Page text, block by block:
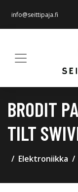
info@seittipaja.fi
BRODIT
TILT
Elektroniikka